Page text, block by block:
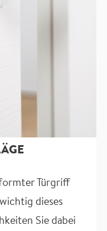
Türgriff
dieses
Sie dabei